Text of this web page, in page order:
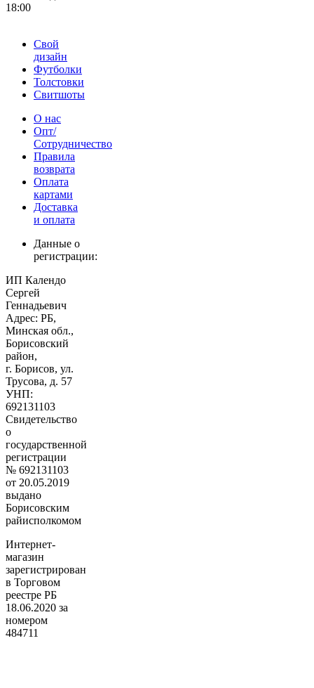
18:00
Свой
дизайн
Футболки
Толстовки
Свитшоты
О нас
Опт/
Сотрудничество
Правила
возврата
Оплата
картами
Доставка
и оплата
Данные о
регистрации:
ИП Календо
Сергей
Геннадьевич
Адрес: РБ,
Минская обл.,
Борисовский
район,
г. Борисов, ул.
Трусова, д. 57
УНП:
692131103
Свидетельство
о
государственной
регистрации
№ 692131103
от 20.05.2019
выдано
Борисовским
райисполкомом
Интернет-
магазин
зарегистрирован
в Торговом
реестре РБ
18.06.2020 за
номером
484711